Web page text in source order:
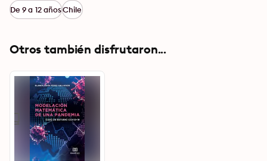
sus mitos, creencias y fantasías. Quien siga la historia,
acompañará a Augusto en cada cuento, llevándolo a
atar los cabos sueltos de una enigmática desaparición.
De 9 a 12 añosChile
Otros también disfrutaron...